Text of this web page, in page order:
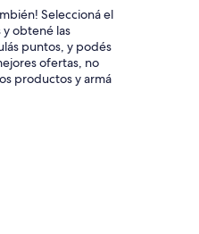
Seleccioná el
obtené las
puntos, y podés
ofertas, no
productos y armá